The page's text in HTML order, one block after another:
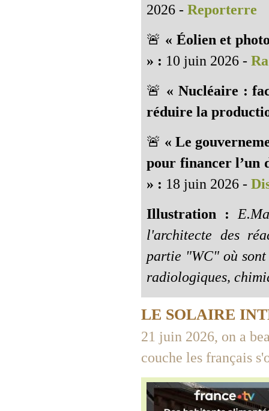
2026 - Reporterre
🚨 « Éolien et
» : 10 juin 2026 -
🚨 « Nucléaire :
réduire la
🚨 « Le
pour financer l’un
» : 18 juin 2026 -
Illustration :
l'architecte des
partie "WC" où sont
radiologiques,
LE SOLAIRE
21 juin 2026, on a
couche les français